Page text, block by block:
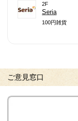
2F
Seria
100円雑貨
ご意見窓口